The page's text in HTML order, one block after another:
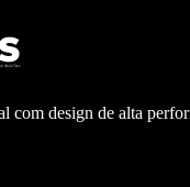
com design de alta